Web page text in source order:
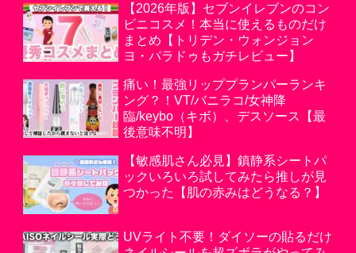
【2026年版】セブンイレブンのコン
ビニコスメ！本当に使えるものだけ
まとめ【トリデン・ウォンジョン
ヨ・パラドゥもガチレビュー】
痛い！最強リッププランパーランキ
ング？！VT/バニラコ/女神降
臨/keybo（キボ）、デスソース【最
後意味不明】
【敏感肌さん必見】鎮静系シートパ
ックいろいろ試してみたら推しが見
つかった【肌の赤みはどうなる？】
UVライト不要！ダイソーの貼るだけ